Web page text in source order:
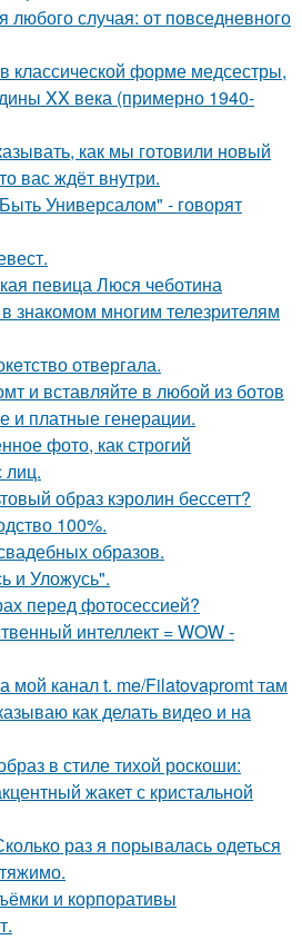
случая: от повседневного
классической форме медсестры,
XX века (примерно 1940-
как мы готовили новый
вас ждёт внутри.
Универсалом" - говорят
певица Люся чеботина
знакомом многим телезрителям
отвeргала.
и вставляйте в любой из ботов
и платные генерации.
фото, как строгий
лиц.
образ кэролин бессетт?
100%.
образов.
и Уложусь".
перед фотосессией?
интеллект = WOW -
мой канал t. me/Filatovapromt там
как делать видео и на
в стиле тихой роскоши:
жакет с кристальной
раз я порывалась одеться
и корпоративы